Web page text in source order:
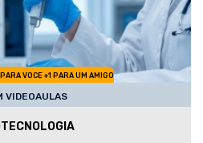
VOCE +1 PARA UM AMIGO
VIDEOAULAS